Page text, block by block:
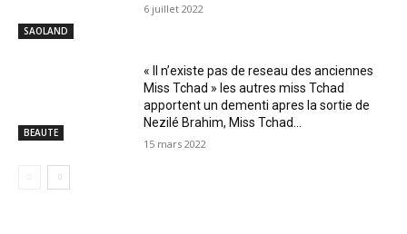
SAOLAND
6 juillet 2022
BEAUTE
« Il n’existe pas de reseau des anciennes
Miss Tchad » les autres miss Tchad
apportent un dementi apres la sortie de
Nezilé Brahim, Miss Tchad...
15 mars 2022